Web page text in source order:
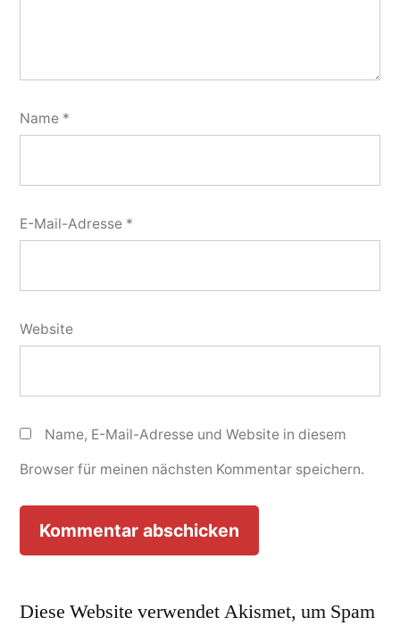
Name *
E-Mail-Adresse *
Website
Name, E-Mail-Adresse und Website in diesem
Browser für meinen nächsten Kommentar speichern.
Diese Website verwendet Akismet, um Spam